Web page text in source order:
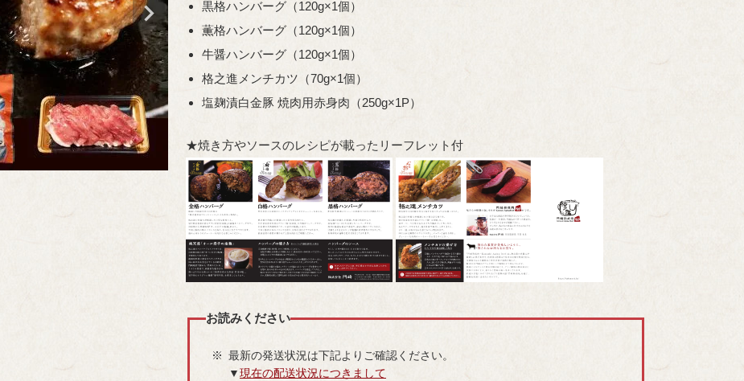
黒格ハンバーグ（120g×1個）
薫格ハンバーグ（120g×1個）
牛醤ハンバーグ（120g×1個）
格之進メンチカツ（70g×1個）
塩麹漬白金豚 焼肉用赤身肉（250g×1P）
★焼き方やソースのレシピが載ったリーフレット付
お読みください
最新の発送状況は下記よりご確認ください。
▼現在の配送状況につきまして